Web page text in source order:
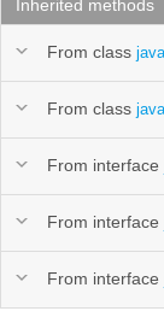
Inherited methods
From class
From class
From interface
From interface
From interface